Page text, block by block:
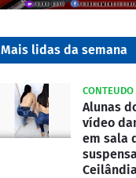
Mais lidas da semana
Alunas
vídeo
em sala